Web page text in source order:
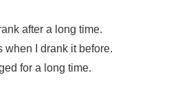
after a long time.
when I drank it before.
for a long time.